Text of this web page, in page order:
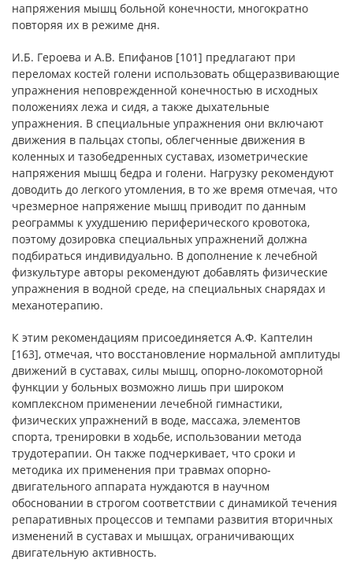
напряжения мышц больной конечности, многократно
повторяя их в режиме дня.
И.Б. Героева и А.В. Епифанов [101] предлагают при
переломах костей голени использовать общеразвивающие
упражнения неповрежденной конечностью в исходных
положениях лежа и сидя, а также дыхательные
упражнения. В специальные упражнения они включают
движения в пальцах стопы, облегченные движения в
коленных и тазобедренных суставах, изометрические
напряжения мышц бедра и голени. Нагрузку рекомендуют
доводить до легкого утомления, в то же время отмечая, что
чрезмерное напряжение мышц приводит по данным
реограммы к ухудшению периферического кровотока,
поэтому дозировка специальных упражнений должна
подбираться индивидуально. В дополнение к лечебной
физкультуре авторы рекомендуют добавлять физические
упражнения в водной среде, на специальных снарядах и
механотерапию.
К этим рекомендациям присоединяется А.Ф. Каптелин
[163], отмечая, что восстановление нормальной амплитуды
движений в суставах, силы мышц, опорно-локомоторной
функции у больных возможно лишь при широком
комплексном применении лечебной гимнастики,
физических упражнений в воде, массажа, элементов
спорта, тренировки в ходьбе, использовании метода
трудотерапии. Он также подчеркивает, что сроки и
методика их применения при травмах опорно-
двигательного аппарата нуждаются в научном
обосновании в строгом соответствии с динамикой течения
репаративных процессов и темпами развития вторичных
изменений в суставах и мышцах, ограничивающих
двигательную активность.